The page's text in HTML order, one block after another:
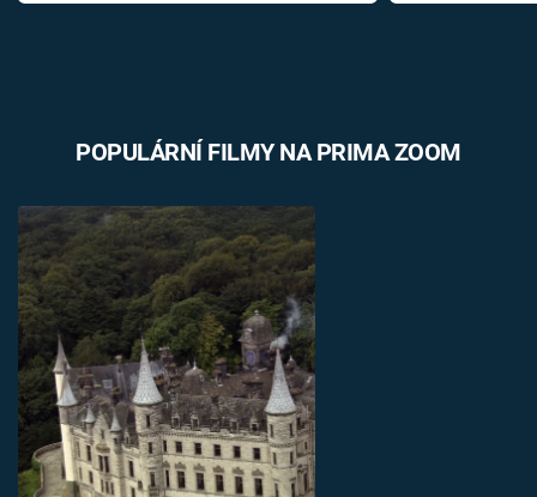
POPULÁRNÍ FILMY NA PRIMA ZOOM